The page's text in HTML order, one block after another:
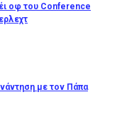
οφ του Conference
με τον Πάπα